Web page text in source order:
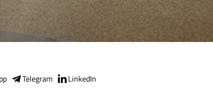
Telegram LinkedIn